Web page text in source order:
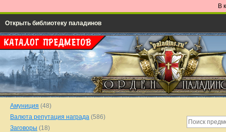
В
Открыть библиотеку паладинов
Амуниция (48)
Валюта репутация награда (586)
Заговоры (18)